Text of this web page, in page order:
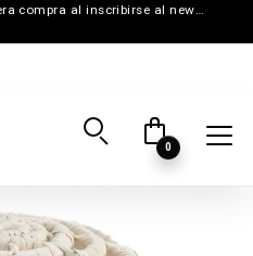
15% de descuento en la primera compra al inscribirse al newsletter
0